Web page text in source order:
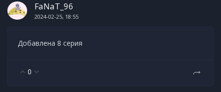
FaNaT_96
2024-02-25, 18:55
Добавлена 8 серия
0